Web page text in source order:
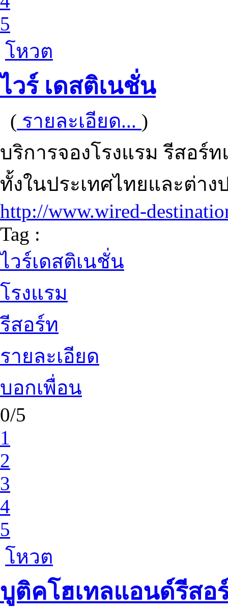
5
โหวต
ไวร์ เดสติเนชั่น
( รายละเอียด... )
บริการจองโรงแรม รีสอร์
ทั้งในประเทศไทยและต่าง
http://www.wired-
Tag :
ไวร์เดสติเนชั่น
โรงแรม
รีสอร์ท
รายละเอียด
บอกเพื่อน
0/5
1
2
3
4
5
โหวต
บูติคโฮเทลแอนด์รีสอ